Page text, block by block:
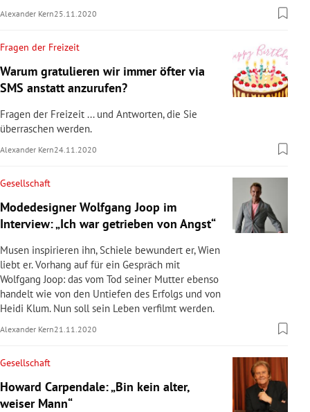
Alexander Kern25.11.2020
Fragen der Freizeit
Warum gratulieren wir immer öfter via
SMS anstatt anzurufen?
Fragen der Freizeit ... und Antworten, die Sie
überraschen werden.
Alexander Kern24.11.2020
Gesellschaft
Modedesigner Wolfgang Joop im
Interview: „Ich war getrieben von Angst“
Musen inspirieren ihn, Schiele bewundert er, Wien
liebt er. Vorhang auf für ein Gespräch mit
Wolfgang Joop: das vom Tod seiner Mutter ebenso
handelt wie von den Untiefen des Erfolgs und von
Heidi Klum. Nun soll sein Leben verfilmt werden.
Alexander Kern21.11.2020
Gesellschaft
Howard Carpendale: „Bin kein alter,
weiser Mann“